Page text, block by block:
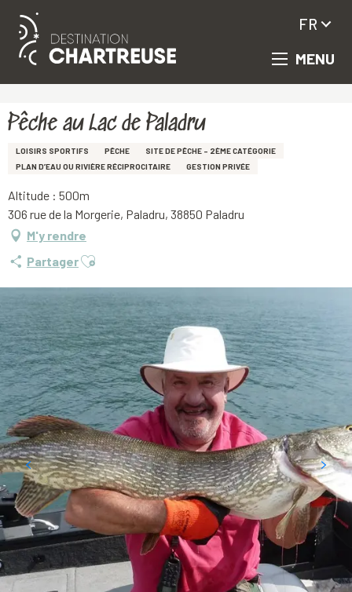
Aller
principal
MENU
FR
Pêche au Lac de Paladru
LOISIRS SPORTIFS PÊCHE
SITE DE PÊCHE – 2ÈME CATÉGORIE
PLAN D’EAU OU RIVIÈRE RÉCIPROCITAIRE
GESTION PRIVÉE
Altitude : 500m
306 rue de la Morgerie, Paladru, 38850 Paladru
M'y rendre
PartagerAjouter aux favoris